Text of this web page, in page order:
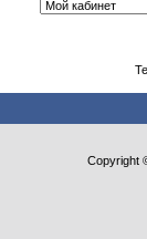
Copyright